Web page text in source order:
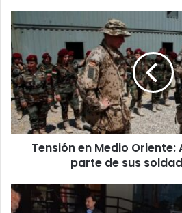
en
Medio
Oriente:
Alemania
retira
a
parte
de
Irak
Tensión en Medio
parte de sus
Alcalde
Pinuer